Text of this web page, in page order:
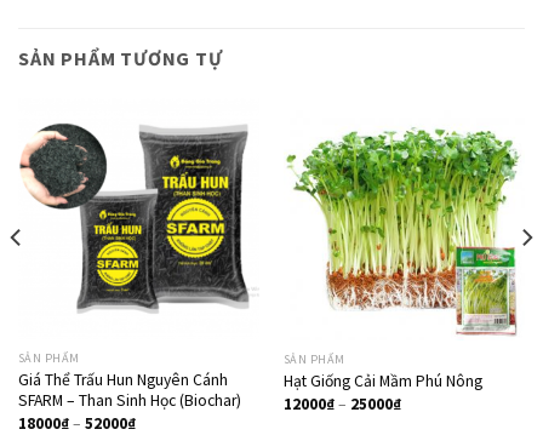
SẢN PHẨM TƯƠNG TỰ
SẢN PHẨM
Giá Thể Trấu Hun Nguyên Cánh
SFARM – Than Sinh Học (Biochar)
18000₫– 52000₫
Giảm giá!
SẢN PHẨM
Hạt Giống Cải Mầm Phú Nông
12000₫– 25000₫